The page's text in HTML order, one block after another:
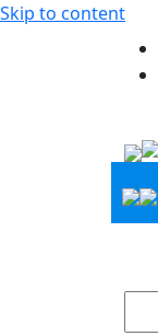
Skip to content